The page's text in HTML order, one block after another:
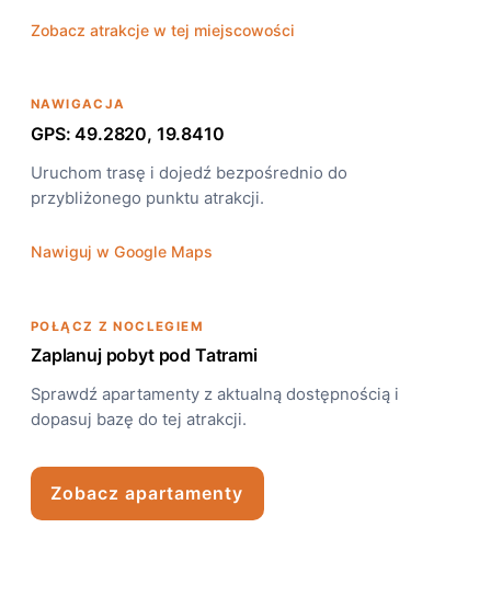
Zobacz atrakcje w tej miejscowości
NAWIGACJA
GPS: 49.2820, 19.8410
Uruchom trasę i dojedź bezpośrednio do
przybliżonego punktu atrakcji.
Nawiguj w Google Maps
POŁĄCZ Z NOCLEGIEM
Zaplanuj pobyt pod Tatrami
Sprawdź apartamenty z aktualną dostępnością i
dopasuj bazę do tej atrakcji.
Zobacz apartamenty